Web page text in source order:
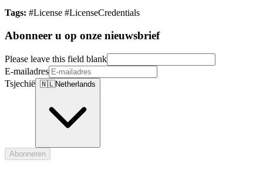
Tags: #License #LicenseCredentials
Abonneer u op onze nieuwsbrief
Please leave this field blank
E-mailadres
Tsjechië 🇳🇱Netherlands
Abonneren